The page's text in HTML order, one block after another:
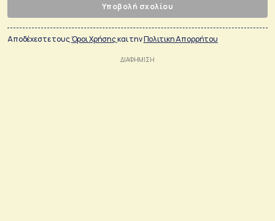
Υποβολή σχολίου
Αποδέχεστε τουςΌροι Χρήσηςκαι τηνΠολιτικη Απορρήτου